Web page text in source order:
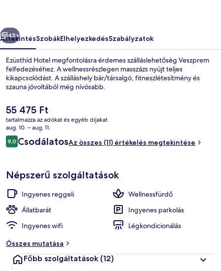
Wellnessfürdő
Következő
45+
ÁttekintésSzobákElhelyezkedésSzabályzatok
Ezüsthíd Hotel megfontolásra érdemes szálláslehetőség Veszprem
felfedezéséhez. A wellnessrészlegen masszázs nyújt teljes
kikapcsolódást. A szálláshely bár/társalgó, fitneszlétesítmény és
szauna jóvoltából még nívósabb.
A
jelenlegi
ár
55 475 Ft
55 475 Ft
tartalmazza az adókat és egyéb díjakat
aug. 10. – aug. 11.
Értékelések
9,09,0 ennyiből: 10
CsodálatosAz összes (11) értékelés megtekintése
Népszerű szolgáltatások
Ingyenes reggeli
Wellnessfürdő
Állatbarát
Ingyenes parkolás
Ingyenes wifi
Légkondicionálás
Összes mutatása
Főbb szolgáltatások (12)